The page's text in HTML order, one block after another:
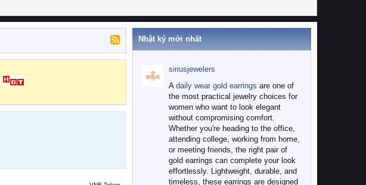
Nhật ký mới nhất
siriusjewelers
A daily wear gold earrings are one of
the most practical jewelry choices for
women who want to look elegant
without compromising comfort.
Whether you're heading to the office,
attending college, working from home,
or meeting friends, the right pair of
gold earrings can complete your look
effortlessly. Lightweight, durable, and
timeless, these earrings are designed